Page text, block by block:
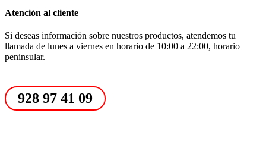
Atención al cliente
Si deseas información sobre nuestros productos, atendemos tu
llamada de lunes a viernes en horario de 10:00 a 22:00, horario
peninsular.
928 97 41 09